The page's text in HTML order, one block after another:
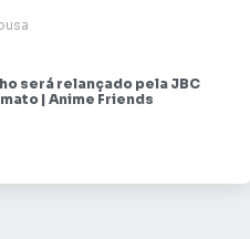
será relançado pela JBC
| Anime Friends